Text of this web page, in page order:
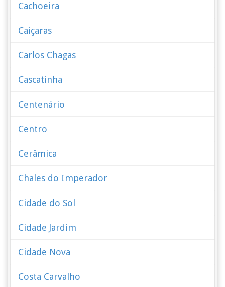
Cachoeira
Caiçaras
Carlos Chagas
Cascatinha
Centenário
Centro
Cerâmica
Chales do Imperador
Cidade do Sol
Cidade Jardim
Cidade Nova
Costa Carvalho